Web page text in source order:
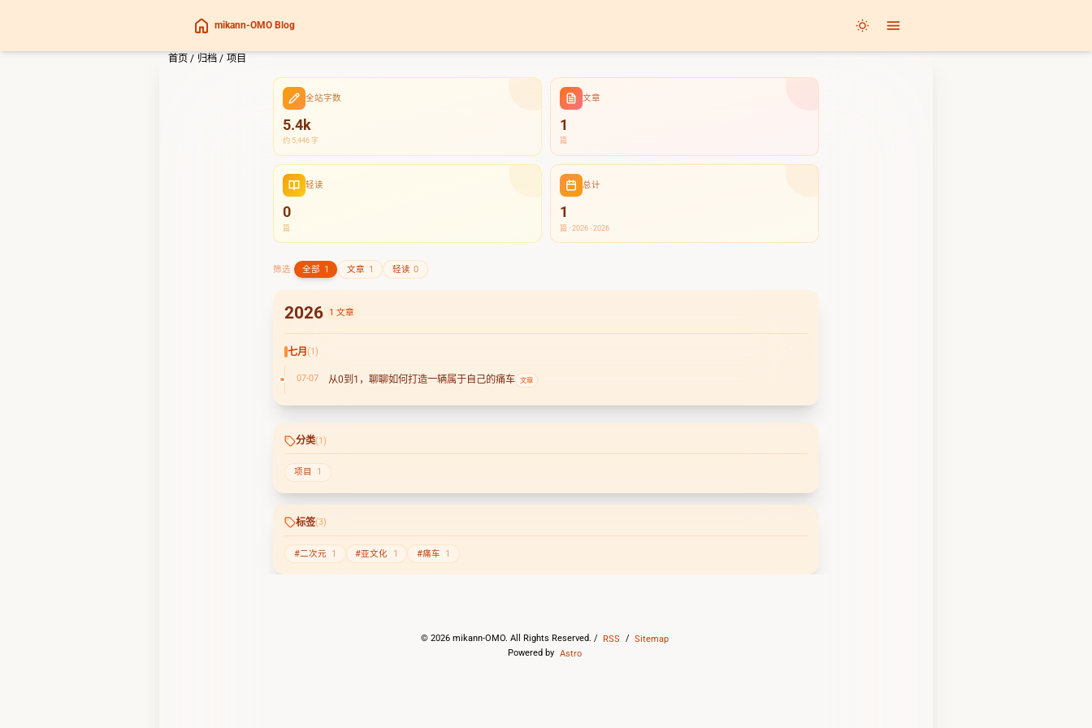
mikann-OMO Blog
首页 / 归档 / 项目
全站字数
5.4k
约 5,446 字
文章
1
篇
轻读
0
篇
总计
1
篇 · 2026 - 2026
筛选 全部 1 文章 1 轻读 0
2026 1 文章
七月 (1)
07-07 从0到1，聊聊如何打造一辆属于自己的痛车 文章
分类(1)
项目 1
标签(3)
#二次元 1 #亚文化 1 #痛车 1
© 2026mikann-OMO. All Rights Reserved. / RSS / Sitemap
Powered by Astro